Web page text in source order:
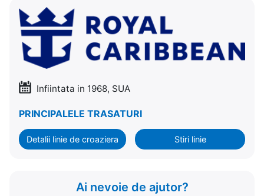
Infiintata in 1968, SUA
PRINCIPALELE TRASATURI
Detalii linie de croaziera Stiri linie
Ai nevoie de ajutor?